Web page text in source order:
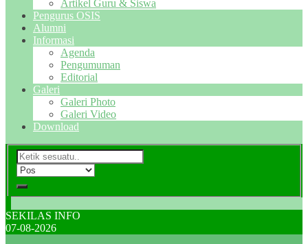
Artikel Guru & Siswa
Pengurus OSIS
Alumni
Informasi
Agenda
Pengumuman
Editorial
Galeri
Galeri Photo
Galeri Video
Download
SEKILAS INFO
07-08-2026